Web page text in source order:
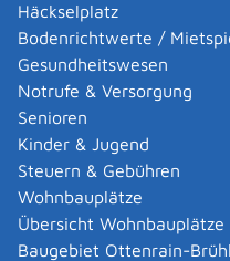
Häckselplatz
Bodenrichtwerte /
Gesundheitswesen
Notrufe & Versorgung
Senioren
Kinder & Jugend
Steuern & Gebühren
Wohnbauplätze
Übersicht Wohnbauplätze
Baugebiet Ottenrain-Brühl
Fristen
Die erste Messung
sechs Monaten nach
durchführen lassen.
alle drei Jahre erfolgen.
Den Messbericht müssen
Monaten nach
zuständigen Behörde
Jahre aufbewahren.